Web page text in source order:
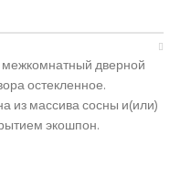
межкомнатный дверной
остекленное.
из массива сосны и(или)
экошпон.